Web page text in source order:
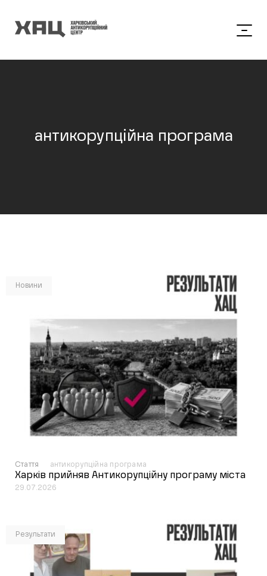
антикорупційна програма
Новини
Стаття антикорупційна програма
Харків прийняв Антикорупційну програму міста
29.07.2026
Результати